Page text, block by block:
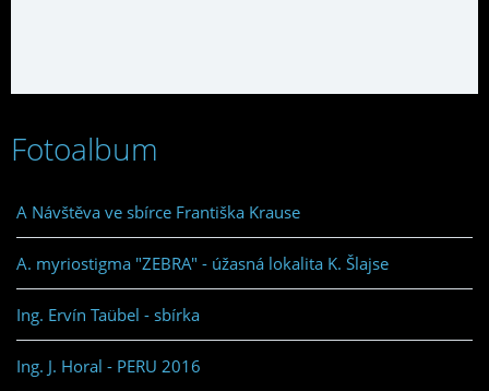
Fotoalbum
A Návštěva ve sbírce Františka Krause
A. myriostigma "ZEBRA" - úžasná lokalita K. Šlajse
Ing. Ervín Taübel - sbírka
Ing. J. Horal - PERU 2016